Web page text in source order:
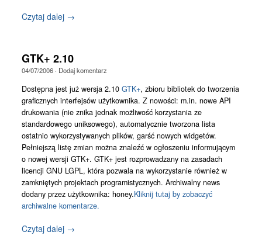
Czytaj dalej →
GTK+ 2.10
04/07/2006· Dodaj komentarz
Dostępna jest już wersja 2.10 GTK+, zbioru bibliotek do tworzenia
graficznych interfejsów użytkownika. Z nowości: m.in. nowe API
drukowania (nie znika jednak możliwość korzystania ze
standardowego uniksowego), automatycznie tworzona lista
ostatnio wykorzystywanych plików, garść nowych widgetów.
Pełniejszą listę zmian można znaleźć w ogłoszeniu informującym
o nowej wersji GTK+. GTK+ jest rozprowadzany na zasadach
licencji GNU LGPL, która pozwala na wykorzystanie również w
zamkniętych projektach programistycznych. Archiwalny news
dodany przez użytkownika: honey.Kliknij tutaj by zobaczyć
archiwalne komentarze.
Czytaj dalej →